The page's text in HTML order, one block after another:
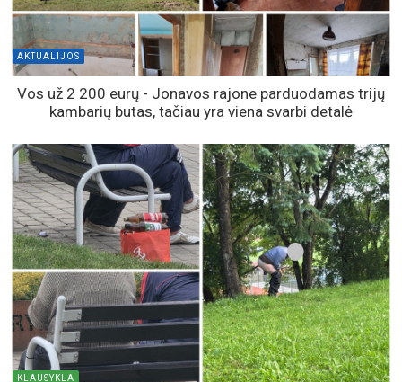
AKTUALIJOS
Vos už 2 200 eurų - Jonavos rajone parduodamas trijų
kambarių butas, tačiau yra viena svarbi detalė
KLAUSYKLA